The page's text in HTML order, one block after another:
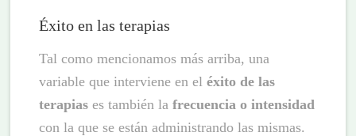
Éxito en las terapias
Tal como mencionamos más arriba, una
variable que interviene en eléxito de las
terapias es también lafrecuencia o intensidad
con la que se están administrando las mismas.